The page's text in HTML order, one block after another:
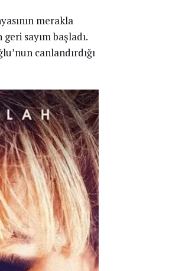
merakla
sayım başladı.
canlandırdığı